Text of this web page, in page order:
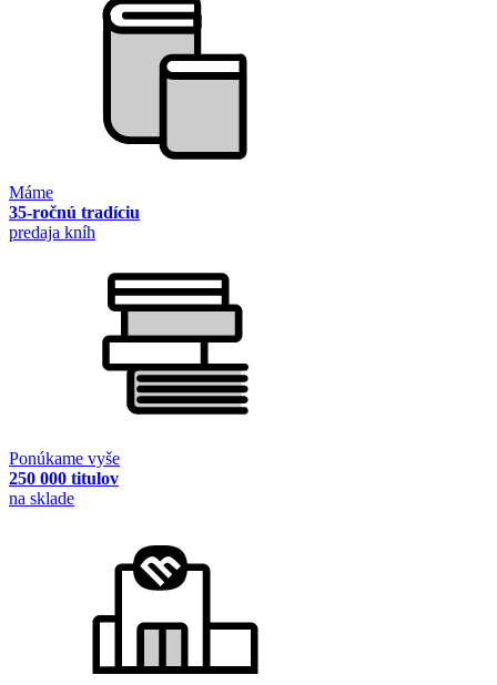
Máme
35-ročnú tradíciu
predaja kníh
Ponúkame vyše
250 000 titulov
na sklade